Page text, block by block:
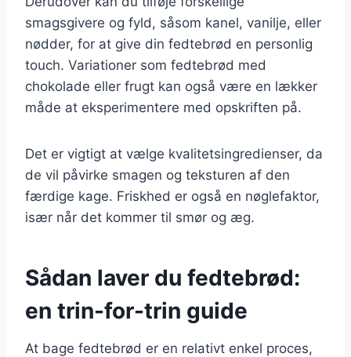
smagsgivere og fyld, såsom kanel, vanilje, eller
nødder, for at give din fedtebrød en personlig
touch. Variationer som fedtebrød med
chokolade eller frugt kan også være en lækker
måde at eksperimentere med opskriften på.
Det er vigtigt at vælge kvalitetsingredienser, da
de vil påvirke smagen og teksturen af den
færdige kage. Friskhed er også en nøglefaktor,
især når det kommer til smør og æg.
Sådan laver du fedtebrød:
en trin-for-trin guide
At bage fedtebrød er en relativt enkel proces,